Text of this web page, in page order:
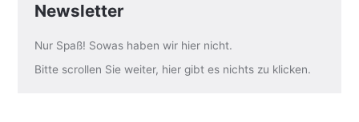
Newsletter
Nur Spaß! Sowas haben wir hier nicht.
Bitte scrollen Sie weiter, hier gibt es nichts zu klicken.